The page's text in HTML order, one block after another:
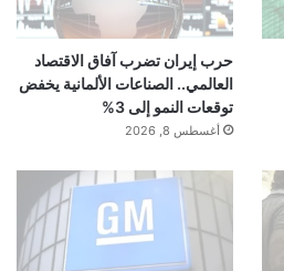
حرب إيران تضرب آفاق الاقتصاد
العالمي.. الصناعات الألمانية يخفض
توقعات النمو إلى 3%
أغسطس 8, 2026